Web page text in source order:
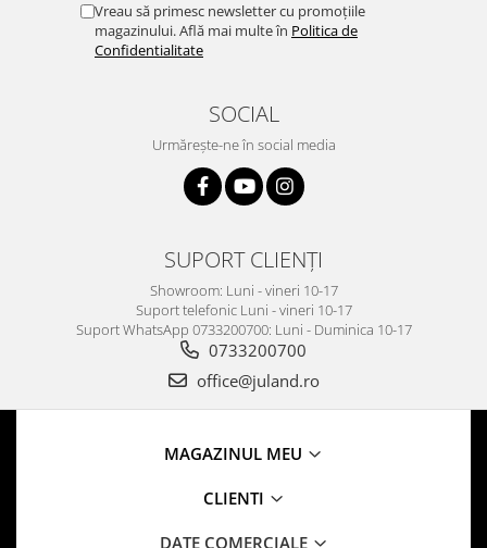
Vreau să primesc newsletter cu promoțiile
magazinului. Află mai multe în Politica de
Confidentialitate
SOCIAL
Urmărește-ne în social media
SUPORT CLIENȚI
Showroom: Luni - vineri 10-17
Suport telefonic Luni - vineri 10-17
Suport WhatsApp 0733200700: Luni - Duminica 10-17
0733200700
office@juland.ro
MAGAZINUL MEU
CLIENTI
DATE COMERCIALE